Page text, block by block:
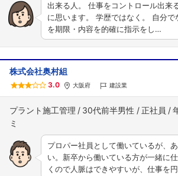
出来る人。 仕事をコントロール出来
に思います。 学歴ではなく。 自分で
を期限・内容を的確に指示をし…
株式会社奥村組
3.0 大阪府 建設業
プラント施工管理 30代前半男性 正社員
プロパー社員として働いているが、
い。新卒から働いている方が一緒に
くので人脈はできやすいが、仕事を